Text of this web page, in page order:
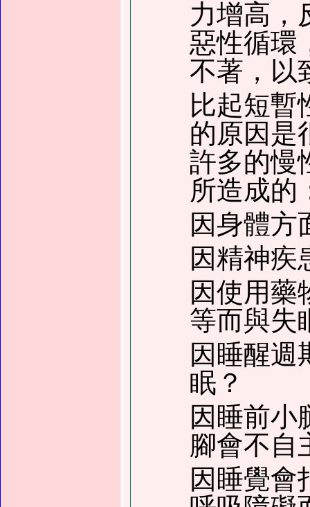
力增高，
惡性循環
不著，以
比起短暫
的原因是
許多的慢
所造成的
因身體方
因精神疾
因使用藥
等而與失
因睡醒週
眠？
因睡前小
腳會不自
因睡覺會